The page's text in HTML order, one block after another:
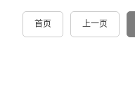
首页 上一页